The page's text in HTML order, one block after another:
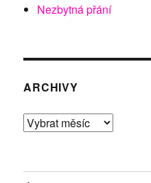
Nezbytná přání
ARCHIVY
Archivy